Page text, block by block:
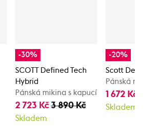
-30%
SCOTT Defined Tech
Hybrid
Pánská mikina s kapucí
2 723 Kč3 890 Kč
Skladem
-20%
Scott
Pánská
1 672 Kč
Skladem